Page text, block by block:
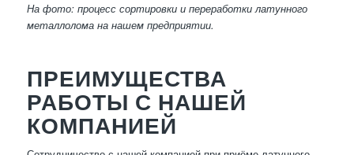
На фото: процесс сортировки и переработки латунного
металлолома на нашем предприятии.
ПРЕИМУЩЕСТВА
РАБОТЫ С НАШЕЙ
КОМПАНИЕЙ